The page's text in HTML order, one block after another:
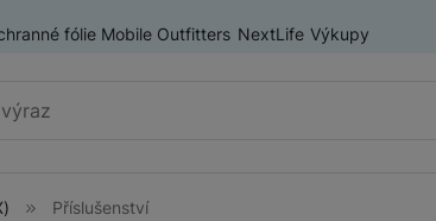
fólie Mobile Outfitters NextLife Výkupy
Příslušenství